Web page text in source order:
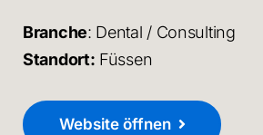
Branche: Dental / Consulting
Standort: Füssen
Website öffnen